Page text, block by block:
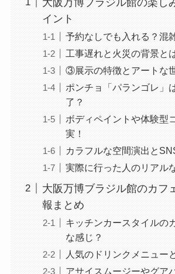
イント
予約なしでも入れる？混
工事遅れと火災の背景と
③展示の特徴とアートな
ポンチョ「パランゴレ」
了？
ボディペイントや体験型
実！
カラフルな空間演出と
実際に行った人のリアル
大阪万博ブラジル館のカフ
報まとめ
キッチンカースタイルの
な感じ？
人気のドリンクメニュー
アサイスムージーやグア